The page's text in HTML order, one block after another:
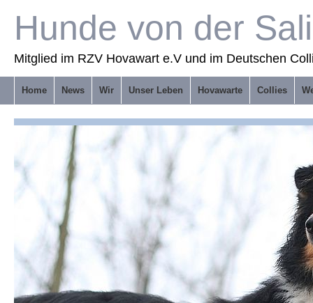
Hunde von der
Mitglied im RZV Hovawart e.V und im Deutschen
Home News Wir Unser Leben Hovawarte Collies